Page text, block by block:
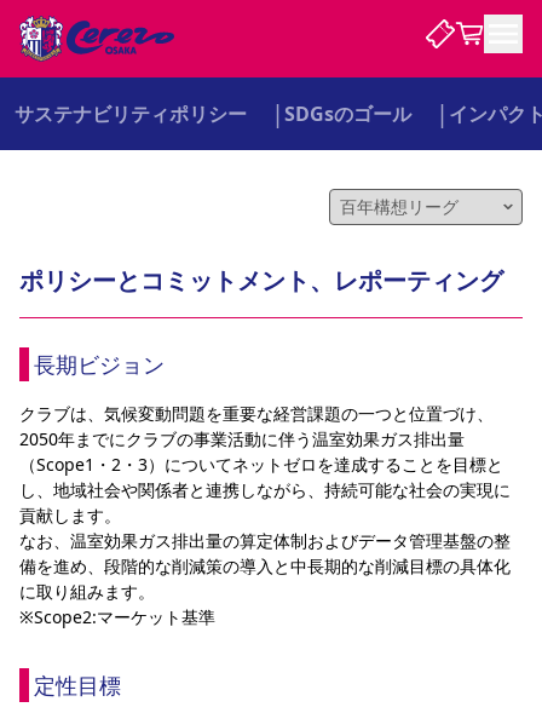
試合・チーム
チームについて
アカデミー
チケット
特定興行入場券
譲渡サービス
観戦ガイド
初めて観戦ガイド キッズ向けサービス グルメ
マッチデープログラム
観戦マナー&ルール
ビジターサポーター観戦ガイド 公式アプリ
スタジアム
YANMAR HANASAKA STADIUM
DAZNで観戦
アウェイツアー
クラブを知る
セレッソ大阪について
クラブ紹介 沿革 シーズン記録 求人情報
サポートする
パートナー企業募集中 セレッソ大阪VISAカード サポートスタッフ
セレッソアイデアちょうだいな
Lise（ライセンスビジネス）
サステナビリティ
サステナビリティポリシー
スポーツクラブ
ファンクラブ
ファンクラブ
SAKURA SOCIO SAKURA POINT Program
招待券引換方法
まいセレチケット
ニュース
ニュース
すべて チーム グッズ チケット イベント ファンクラブ
ホームタウン
パートナー
レディース
アカデミー
サステナビリティポリシー SDGsのゴール インパク
ポリシーとコミットメント、レポーティング
長期ビジョン
クラブは、気候変動問題を重要な経営課題の一つと位置づけ、
2050年までにクラブの事業活動に伴う温室効果ガス排出量
（Scope1・2・3）についてネットゼロを達成することを目標と
し、地域社会や関係者と連携しながら、持続可能な社会の実現に
貢献します。
なお、温室効果ガス排出量の算定体制およびデータ管理基盤の整
備を進め、段階的な削減策の導入と中長期的な削減目標の具体化
に取り組みます。
※Scope2:マーケット基準
定性目標